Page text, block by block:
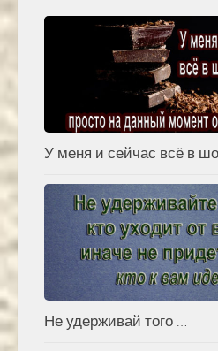
У меня и сейчас всё в
Не удерживай того …